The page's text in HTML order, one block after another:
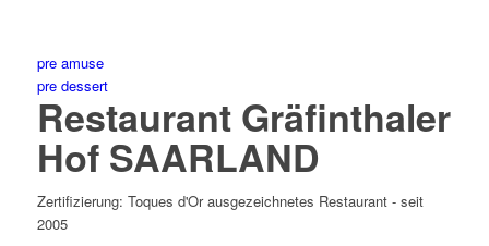
pre amuse
pre dessert
Restaurant Gräfinthaler
Hof SAARLAND
Zertifizierung: Toques d'Or ausgezeichnetes Restaurant - seit
2005